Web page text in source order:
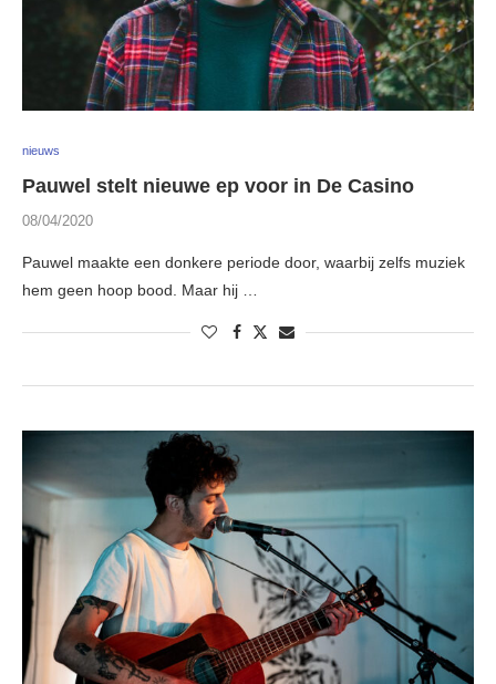
nieuws
Pauwel stelt nieuwe ep voor in De Casino
08/04/2020
Pauwel maakte een donkere periode door, waarbij zelfs muziek
hem geen hoop bood. Maar hij …